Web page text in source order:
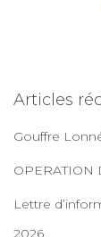
Articles
Gouffre
OPERATION
Lettre
2026